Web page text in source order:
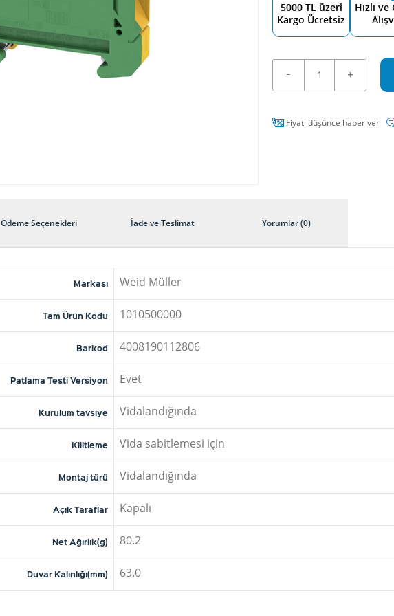
5000 TL üzeri
Kargo Ücretsiz
Hızlı
Fiyatı düşünce haber ver
Ödeme Seçenekleri İade ve Teslimat Yorumlar (0)
Markası Weid Müller
Tam Ürün Kodu 1010500000
Barkod 4008190112806
Patlama Testi Versiyon Evet
Kurulum tavsiye Vidalandığında
Kilitleme Vida sabitlemesi için
Montaj türü Vidalandığında
Açık Taraflar Kapalı
Net Ağırlık(g) 80.2
Duvar Kalınlığı(mm) 63.0